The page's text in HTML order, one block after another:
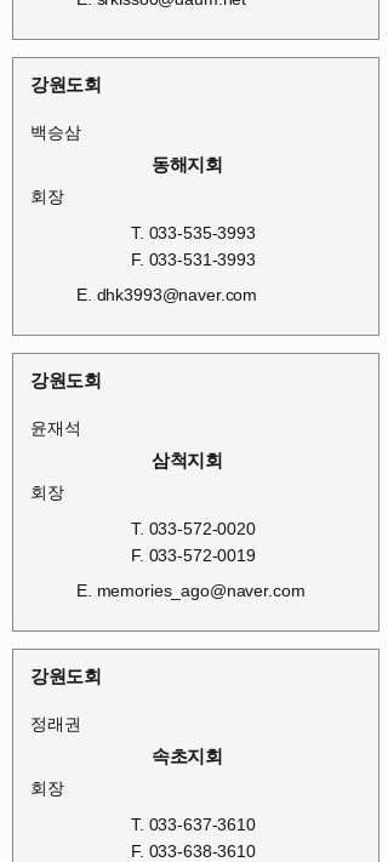
강원도회
백승삼
동해지회
회장
T. 033-535-3993
F. 033-531-3993
E. dhk3993@naver.com
강원도회
윤재석
삼척지회
회장
T. 033-572-0020
F. 033-572-0019
E. memories_ago@naver.com
강원도회
정래권
속초지회
회장
T. 033-637-3610
F. 033-638-3610